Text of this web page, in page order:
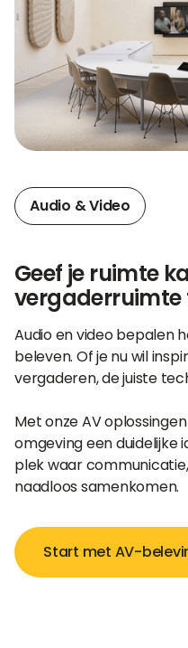
Audio & Video
Geef je ruimte
vergaderruimte
Audio en video bepalen
beleven. Of je nu wil
vergaderen, de juiste
Met onze AV
omgeving een
plek waar
naadloos samenkomen.
Start met AV-